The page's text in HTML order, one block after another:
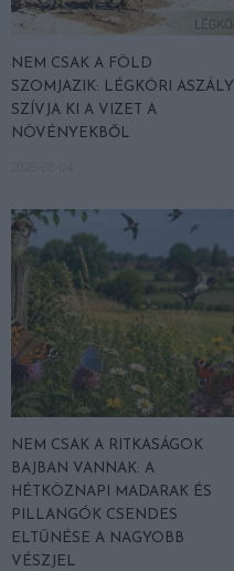
NEM CSAK A FÖLD
SZOMJAZIK: LÉGKÖRI ASZÁLY
SZÍVJA KI A VIZET A
NÖVÉNYEKBŐL
NEM CSAK A RITKASÁGOK
BAJBAN VANNAK: A
HÉTKÖZNAPI MADARAK ÉS
PILLANGÓK CSENDES
ELTŰNÉSE A NAGYOBB
VÉSZJEL